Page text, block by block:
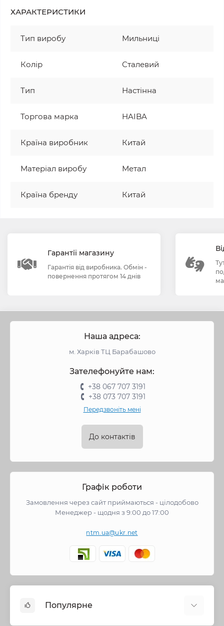
ХАРАКТЕРИСТИКИ
Тип виробу Мильниці
Колір Сталевий
Тип Настінна
Торгова марка HAIBA
Країна виробник Китай
Матеріал виробу Метал
Країна бренду Китай
Гарантії магазину
Гарантія від виробника. Обмін -
повернення протягом 14 днів
Наша адреса:
м. Харків ТЦ Барабашово
Зателефонуйте нам:
+38 067 707 3191
+38 073 707 3191
Передзвоніть мені
До контактів
Графік роботи
Замовлення через сайт приймаються - цілодобово
Менеджер - щодня з 9:00 до 17:00
ntm.ua@ukr.net
Популярне